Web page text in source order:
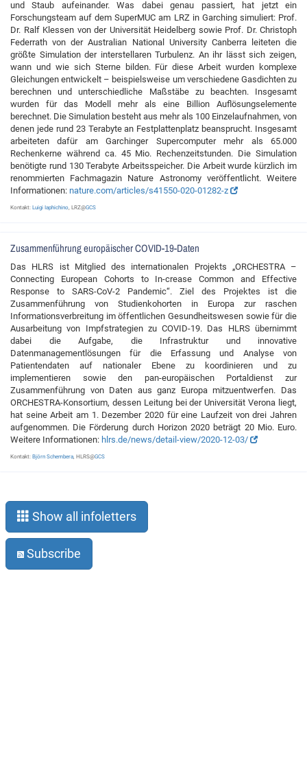
und Staub aufeinander. Was dabei genau passiert, hat jetzt ein
Forschungsteam auf dem SuperMUC am LRZ in Garching simuliert: Prof.
Dr. Ralf Klessen von der Universität Heidelberg sowie Prof. Dr. Christoph
Federrath von der Australian National University Canberra leiteten die
größte Simulation der interstellaren Turbulenz. An ihr lässt sich zeigen,
wann und wie sich Sterne bilden. Für diese Arbeit wurden komplexe
Gleichungen entwickelt – beispielsweise um verschiedene Gasdichten zu
berechnen und unterschiedliche Maßstäbe zu beachten. Insgesamt
wurden für das Modell mehr als eine Billion Auflösungselemente
berechnet. Die Simulation besteht aus mehr als 100 Einzelaufnahmen, von
denen jede rund 23 Terabyte an Festplattenplatz beansprucht. Insgesamt
arbeiteten dafür am Garchinger Supercomputer mehr als 65.000
Rechenkerne während ca. 45 Mio. Rechenzeitstunden. Die Simulation
benötigte rund 130 Terabyte Arbeitsspeicher. Die Arbeit wurde kürzlich im
renommierten Fachmagazin Nature Astronomy veröffentlicht. Weitere
Informationen: nature.com/articles/s41550-020-01282-z
Kontakt: Luigi Iaphichino , LRZ@GCS
Zusammenführung europäischer COVID-19-Daten
Das HLRS ist Mitglied des internationalen Projekts „ORCHESTRA –
Connecting European Cohorts to In-crease Common and Effective
Response to SARS-CoV-2 Pandemic“. Ziel des Projektes ist die
Zusammenführung von Studienkohorten in Europa zur raschen
Informationsverbreitung im öffentlichen Gesundheitswesen sowie für die
Ausarbeitung von Impfstrategien zu COVID-19. Das HLRS übernimmt
dabei die Aufgabe, die Infrastruktur und innovative
Datenmanagementlösungen für die Erfassung und Analyse von
Patientendaten auf nationaler Ebene zu koordinieren und zu
implementieren sowie den pan-europäischen Portaldienst zur
Zusammenführung von Daten aus ganz Europa mitzuentwerfen. Das
ORCHESTRA-Konsortium, dessen Leitung bei der Universität Verona liegt,
hat seine Arbeit am 1. Dezember 2020 für eine Laufzeit von drei Jahren
aufgenommen. Die Förderung durch Horizon 2020 beträgt 20 Mio. Euro.
Weitere Informationen: hlrs.de/news/detail-view/2020-12-03/
Kontakt: Björn Schembera , HLRS@GCS
Show all infoletters
Subscribe